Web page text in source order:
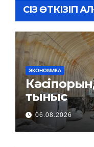
СІЗ ӨТКІЗІП
ЭКОНОМИКА
тыныс
06.08.2026